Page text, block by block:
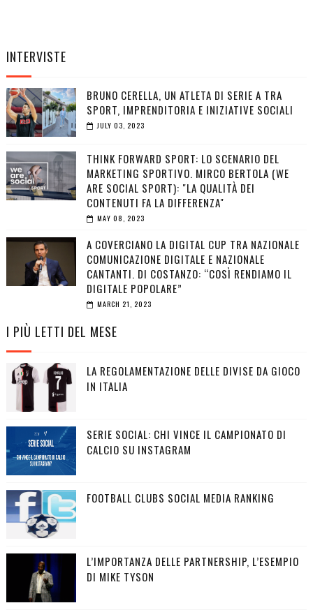
INTERVISTE
BRUNO CERELLA, UN ATLETA DI SERIE A TRA
SPORT, IMPRENDITORIA E INIZIATIVE SOCIALI
JULY 03, 2023
THINK FORWARD SPORT: LO SCENARIO DEL
MARKETING SPORTIVO. MIRCO BERTOLA (WE
ARE SOCIAL SPORT): "LA QUALITÀ DEI
CONTENUTI FA LA DIFFERENZA"
MAY 08, 2023
A COVERCIANO LA DIGITAL CUP TRA NAZIONALE
COMUNICAZIONE DIGITALE E NAZIONALE
CANTANTI. DI COSTANZO: “COSÌ RENDIAMO IL
DIGITALE POPOLARE”
MARCH 21, 2023
I PIÙ LETTI DEL MESE
LA REGOLAMENTAZIONE DELLE DIVISE DA GIOCO
IN ITALIA
SERIE SOCIAL: CHI VINCE IL CAMPIONATO DI
CALCIO SU INSTAGRAM
FOOTBALL CLUBS SOCIAL MEDIA RANKING
L’IMPORTANZA DELLE PARTNERSHIP, L’ESEMPIO
DI MIKE TYSON